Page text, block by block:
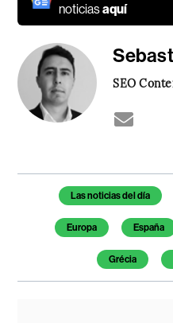
noticiasaquí
SEO
Temas de este artículo
Las noticias del día
Europa España
Grécia